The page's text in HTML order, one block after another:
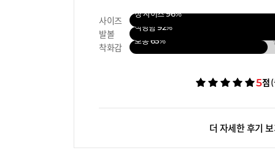
사이즈
정 사이즈96%
발볼
적당함 92%
착화감
보통65%
5점
더 자세한 후기